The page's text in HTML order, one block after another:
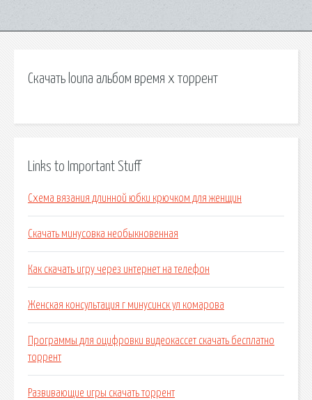
Скачать louna альбом время x торрент
Links to Important Stuff
Схема вязания длинной юбки крючком для женщин
Скачать минусовка необыкновенная
Как скачать игру через интернет на телефон
Женская консультация г минусинск ул комарова
Программы для оцифровки видеокассет скачать бесплатно
торрент
Развивающие игры скачать торрент